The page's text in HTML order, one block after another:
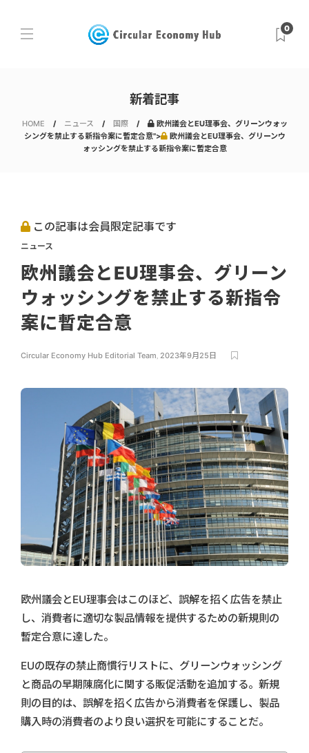
0
新着記事
HOME ニュース 国際
欧州議会とEU理事会、グリーンウォッ
シングを禁止する新指令案に暫定合意">
欧州議会とEU理事会、グリーンウ
ォッシングを禁止する新指令案に暫定合意
この記事は会員限定記事です
ニュース
欧州議会とEU理事会、グリーン
ウォッシングを禁止する新指令
案に暫定合意
Circular Economy Hub Editorial Team, 2023年9月25日
欧州議会とEU理事会はこのほど、誤解を招く広告を禁止
し、消費者に適切な製品情報を提供するための新規則の
暫定合意に達した。
EUの既存の禁止商慣行リストに、グリーンウォッシング
と商品の早期陳腐化に関する販促活動を追加する。新規
則の目的は、誤解を招く広告から消費者を保護し、製品
購入時の消費者のより良い選択を可能にすることだ。